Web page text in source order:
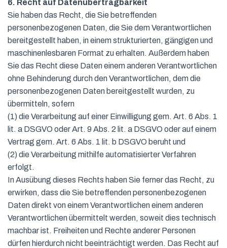
6. Recht auf Datenübertragbarkeit
Sie haben das Recht, die Sie betreffenden
personenbezogenen Daten, die Sie dem Verantwortlichen
bereitgestellt haben, in einem strukturierten, gängigen und
maschinenlesbaren Format zu erhalten. Außerdem haben
Sie das Recht diese Daten einem anderen Verantwortlichen
ohne Behinderung durch den Verantwortlichen, dem die
personenbezogenen Daten bereitgestellt wurden, zu
übermitteln, sofern
(1) die Verarbeitung auf einer Einwilligung gem. Art. 6 Abs. 1
lit. a DSGVO oder Art. 9 Abs. 2 lit. a DSGVO oder auf einem
Vertrag gem. Art. 6 Abs. 1 lit. b DSGVO beruht und
(2) die Verarbeitung mithilfe automatisierter Verfahren
erfolgt.
In Ausübung dieses Rechts haben Sie ferner das Recht, zu
erwirken, dass die Sie betreffenden personenbezogenen
Daten direkt von einem Verantwortlichen einem anderen
Verantwortlichen übermittelt werden, soweit dies technisch
machbar ist. Freiheiten und Rechte anderer Personen
dürfen hierdurch nicht beeinträchtigt werden. Das Recht auf